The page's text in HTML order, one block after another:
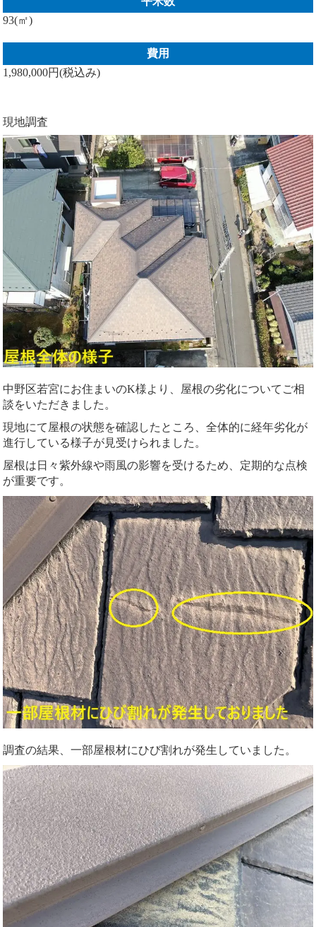
93(㎡)
費用
1,980,000円(税込み)
現地調査
中野区若宮にお住まいのK様より、屋根の劣化についてご相
談をいただきました。
現地にて屋根の状態を確認したところ、全体的に経年劣化が
進行している様子が見受けられました。
屋根は日々紫外線や雨風の影響を受けるため、定期的な点検
が重要です。
調査の結果、一部屋根材にひび割れが発生していました。